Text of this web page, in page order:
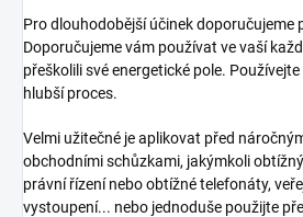
Pro dlouhodobější účinek doporučujeme
Doporučujeme vám používat ve vaší
přeškolili své energetické pole.
hlubší proces.
Velmi užitečné je aplikovat před
obchodními schůzkami, jakýmkoli
právní řízení nebo obtížné telefonáty,
vystoupení... nebo jednoduše použijte